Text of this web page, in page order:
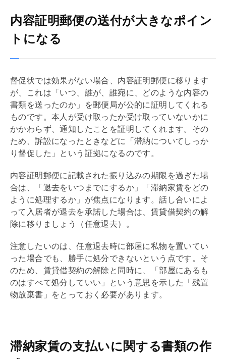
内容証明郵便の送付が大きなポイン
トになる
督促状では効果がない場合、内容証明郵便に移ります
が、これは「いつ、誰が、誰宛に、どのような内容の
書類を送ったのか」を郵便局が公的に証明してくれる
ものです。本人が受け取ったか受け取っていないかに
かかわらず、通知したことを証明してくれます。その
ため、訴訟になったときなどに「滞納についてしっか
り督促した」という証拠になるのです。
内容証明郵便に記載された振り込みの期限を過ぎた場
合は、「退去をいつまでにするか」「滞納家賃をどの
ように処理するか」が焦点になります。話し合いによ
って入居者が退去を承諾した場合は、 賃貸借契約の解
除に移りましょう（任意退去）。
注意したいのは、任意退去時に部屋に私物を置いてい
った場合でも、勝手に処分できないという点です。そ
のため、 賃貸借契約の解除と同時に、「部屋にあるも
のはすべて処分していい」という意思を示した「残置
物放棄書」をとっておく必要があります。
滞納家賃の支払いに関する書類の作